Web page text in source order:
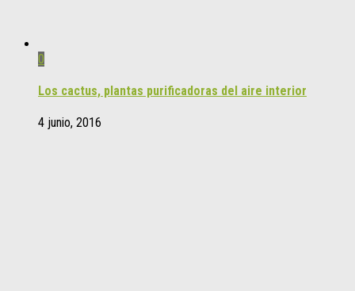
0
Los cactus, plantas purificadoras del aire interior
4 junio, 2016